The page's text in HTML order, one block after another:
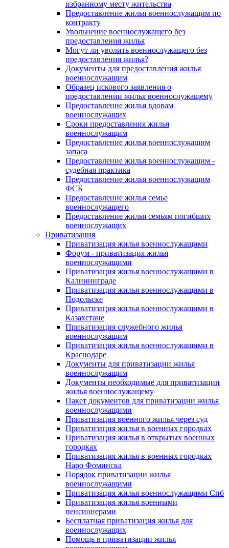
избранному месту жительства
Предоставление жилья военнослужащим по
контракту
Увольнение военнослужащего без
предоставления жилья
Могут ли уволить военнослужащего без
предоставления жилья?
Документы для предоставления жилья
военнослужащим
Образец искового заявления о
предоставлении жилья военнослужащему
Предоставление жилья вдовам
военнослужащих
Сроки предоставления жилья
военнослужащим
Предоставление жилья военнослужащим
запаса
Предоставление жилья военнослужащим -
судебная практика
Предоставление жилья военнослужащим
ФСБ
Предоставление жилья семье
военнослужащего
Предоставление жилья семьям погибших
военнослужащих
Приватизация
Приватизация жилья военнослужащими
Форум - приватизация жилья
военнослужащими
Приватизация жилья военнослужащими в
Калининграде
Приватизация жилья военнослужащими в
Подольске
Приватизация жилья военнослужащими в
Казахстане
Приватизация служебного жилья
военнослужащим
Приватизация жилья военнослужащими в
Краснодаре
Документы для приватизации жилья
военнослужащим
Документы необходимые для приватизации
жилья военнослужащему
Пакет документов для приватизации жилья
военнослужащими
Приватизация военного жилья через суд
Приватизация жилья в военных городках
Приватизация жилья в открытых военных
городках
Приватизация жилья в военных городках
Наро Фоминска
Порядок приватизации жилья
военнослужащими
Приватизация жилья военнослужащими Спб
Приватизация жилья военными
пенсионерами
Бесплатная приватизация жилья для
военнослужащих
Помощь в приватизации жилья